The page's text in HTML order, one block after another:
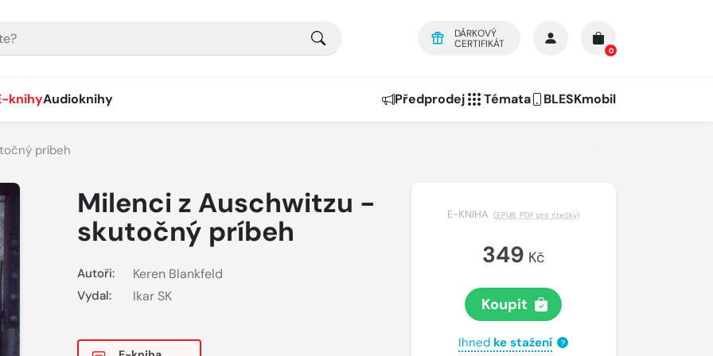
DÁRKOVÝ
CERTIFIKÁT
0
knihyAudioknihy Předprodej Témata BLESKmobil
príbeh
Milenci z Auschwitzu -
skutočný príbeh
Autoři: Keren Blankfeld
Vydal: Ikar SK
E-KNIHA (EPUB, PDF pro čtečky)
349 Kč
Koupit
Ihned ke stažení ?